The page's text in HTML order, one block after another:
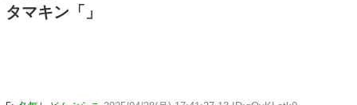
タマキン「」